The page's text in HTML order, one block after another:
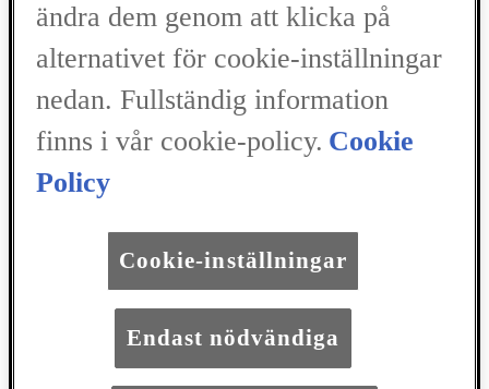
Tack för ditt besök
ändra dem genom att klicka på
alternativet för cookie-inställningar
nedan. Fullständig information
finns i vår cookie-policy. Cookie
Policy
Cookie-inställningar
Endast nödvändiga